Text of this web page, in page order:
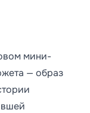
мини-
— образ